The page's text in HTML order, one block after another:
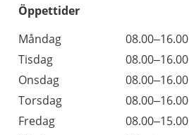
Öppettider
Dag
Öppettider
Kommentarer
Måndag
08.00–16.00
Tisdag
08.00–16.00
Onsdag
08.00–16.00
Torsdag
08.00–16.00
Fredag
08.00–15.00